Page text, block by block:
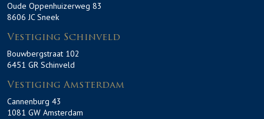
Oude Oppenhuizerweg 83
8606 JC Sneek
Vestiging Schinveld
Bouwbergstraat 102
6451 GR Schinveld
Vestiging Amsterdam
Cannenburg 43
1081 GW Amsterdam